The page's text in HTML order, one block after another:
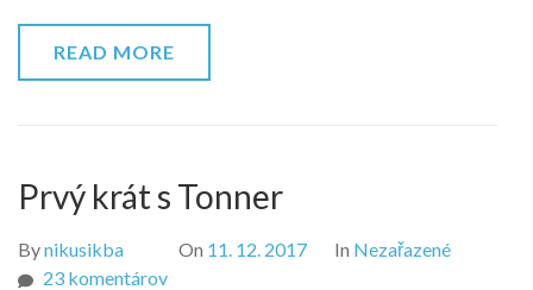
READ MORE
Prvý krát s Tonner
Bynikusikba On 11. 12. 2017 In Nezařazené
23 komentárovna